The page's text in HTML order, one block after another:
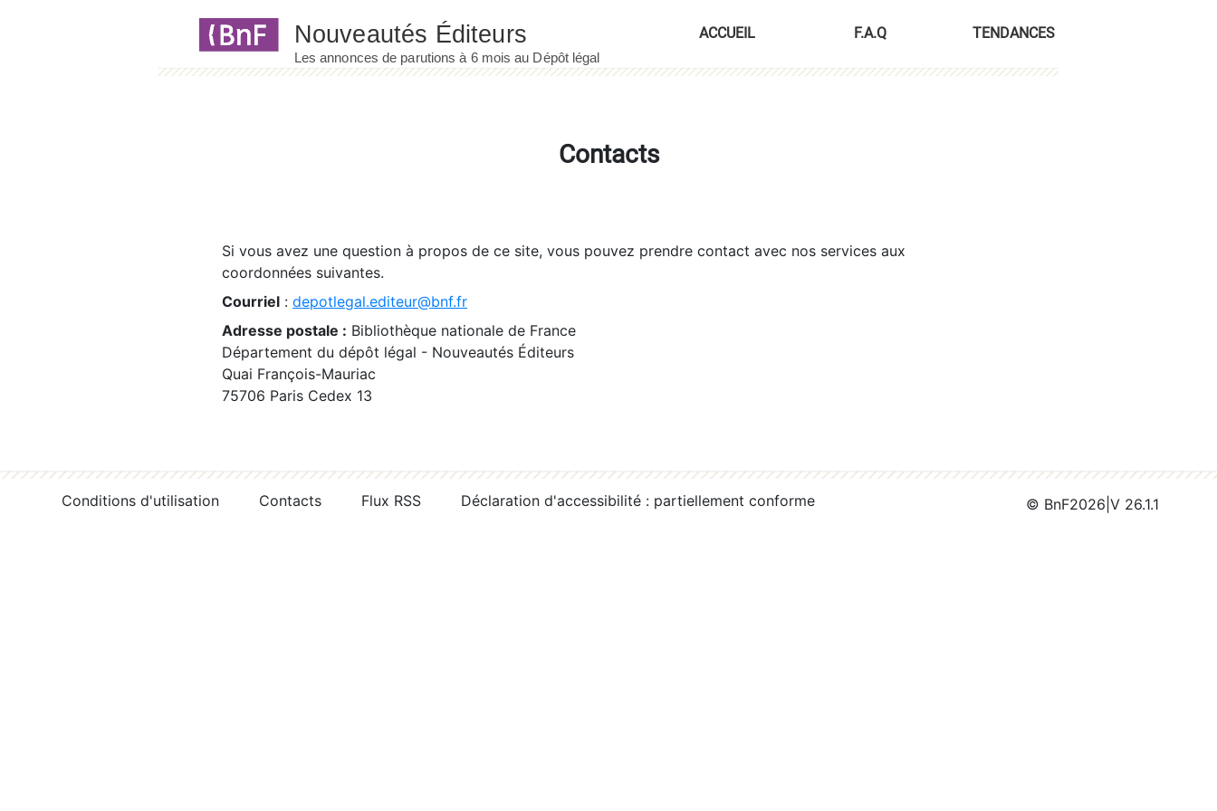
ACCUEIL F.A.Q TENDANCES
Contacts
Si vous avez une question à propos de ce site, vous pouvez prendre contact avec nos services aux
coordonnées suivantes.
Courriel : depotlegal.editeur@bnf.fr
Adresse postale : Bibliothèque nationale de France
Département du dépôt légal - Nouveautés Éditeurs
Quai François-Mauriac
75706 Paris Cedex 13
Conditions d'utilisation Contacts Flux RSS Déclaration d'accessibilité : partiellement conforme © BnF2026 V 26.1.1